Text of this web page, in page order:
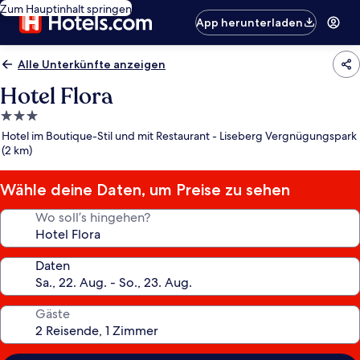
Zum Hauptinhalt springen
App herunterladen
Alle Unterkünfte anzeigen
Hotel Flora
3.0-
Sterne-
Unterkunft
Hotel im Boutique-Stil und mit Restaurant - Liseberg Vergnügungspark
(2 km)
Wähle deine Daten, um Preise zu sehen
Wo soll’s hingehen?
Daten
Gäste